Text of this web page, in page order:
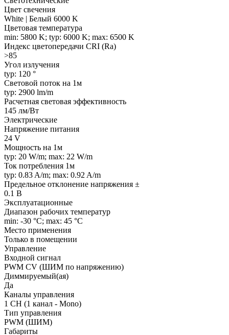
Цвет свечения
White | Белый 6000 K
Цветовая температура
min: 5800 K; typ: 6000 K; max: 6500 K
Индекс цветопередачи CRI (Ra)
>85
Угол излучения
typ: 120 °
Световой поток на 1м
typ: 2900 lm/m
Расчетная световая эффективность
145 лм/Вт
Электрические
Напряжение питания
24 V
Мощность на 1м
typ: 20 W/m; max: 22 W/m
Ток потребления 1м
typ: 0.83 A/m; max: 0.92 A/m
Предельное отклонение напряжения ±
0.1 В
Эксплуатационные
Диапазон рабочих температур
min: -30 °C; max: 45 °C
Место применения
Только в помещении
Управление
Входной сигнал
PWM СV (ШИМ по напряжению)
Диммируемый(ая)
Да
Каналы управления
1 CH (1 канал - Mono)
Тип управления
PWM (ШИМ)
Габариты